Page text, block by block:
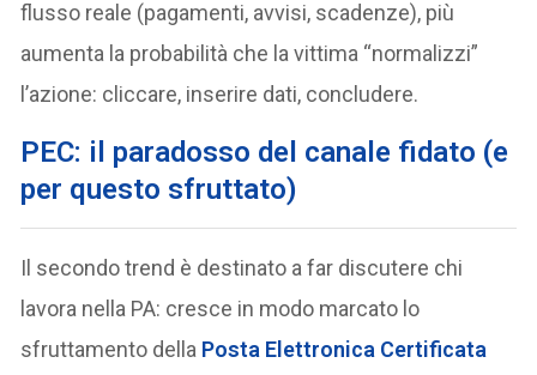
flusso reale (pagamenti, avvisi, scadenze), più
aumenta la probabilità che la vittima “normalizzi”
l’azione: cliccare, inserire dati, concludere.
PEC: il paradosso del canale fidato (e
per questo sfruttato)
Il secondo trend è destinato a far discutere chi
lavora nella PA: cresce in modo marcato lo
sfruttamento della Posta Elettronica Certificata